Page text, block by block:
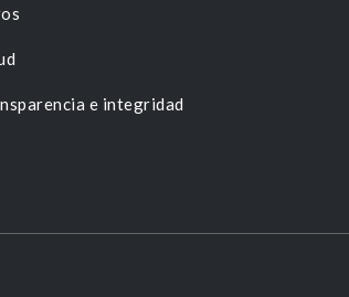
e integridad